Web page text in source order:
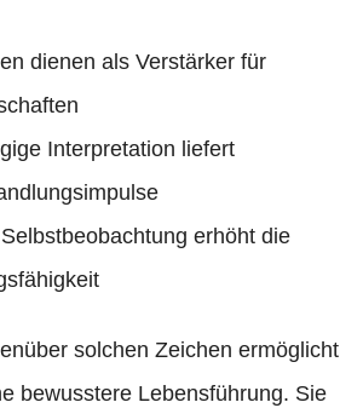
dienen als Verstärker für
Interpretation liefert
erhöht die
solchen Zeichen ermöglicht
bewusstere Lebensführung. Sie